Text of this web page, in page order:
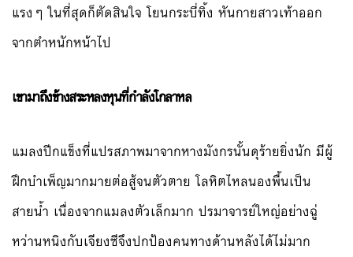
แรงๆ ในที่สุดก็ตัดสินใจ โยนกระบี่ทิ้ง หันกายสาวเท้าออก
จากตำหนักหน้าไป
เขามาถึงข้างสระหลงหุนที่กำลังโกลาหล
แมลงปีกแข็งที่แปรสภาพมาจากหางมังกรนั้นดุร้ายยิ่งนัก มีผู้
ฝึกบำเพ็ญมากมายต่อสู้จนตัวตาย โลหิตไหลนองพื้นเป็น
สายน้ำ เนื่องจากแมลงตัวเล็กมาก ปรมาจารย์ใหญ่อย่างฉู่
หว่านหนิงกับเจียงซีจึงปกป้องคนทางด้านหลังได้ไม่มาก